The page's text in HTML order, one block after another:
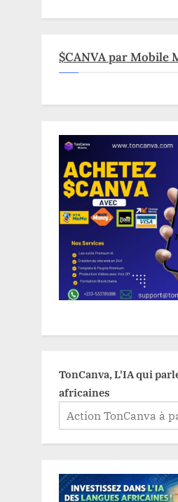
$CANVA par Mobile
TonCanva, L'IA qui
africaines